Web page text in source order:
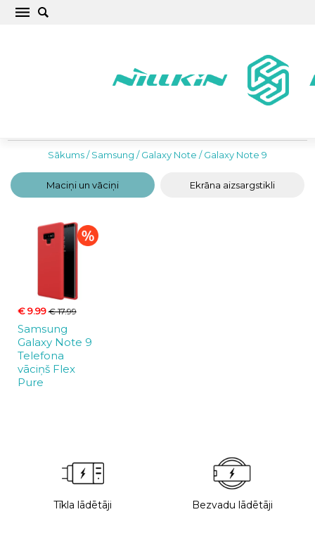
Sākums/Samsung /Galaxy Note /Galaxy Note 9
Maciņi un vāciņi Ekrāna aizsargstikli
€ 9.99€ 17.99
Samsung
Galaxy Note 9
Telefona
vāciņš Flex
Pure
Tīkla lādētāji Bezvadu lādētāji